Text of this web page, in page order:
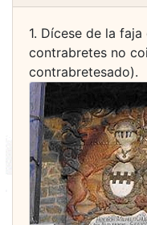
1. Dícese de la
contrabretes no
contrabretesado).